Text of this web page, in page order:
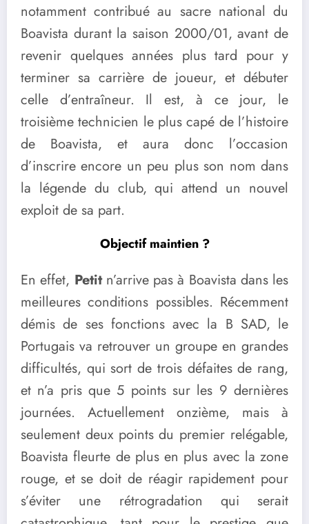
notamment contribué au sacre national du
Boavista durant la saison 2000/01, avant de
revenir quelques années plus tard pour y
terminer sa carrière de joueur, et débuter
celle d’entraîneur. Il est, à ce jour, le
troisième technicien le plus capé de l’histoire
de Boavista, et aura donc l’occasion
d’inscrire encore un peu plus son nom dans
la légende du club, qui attend un nouvel
exploit de sa part.
Objectif maintien ?
En effet, Petitn’arrive pas à Boavista dans les
meilleures conditions possibles. Récemment
démis de ses fonctions avec la B SAD, le
Portugais va retrouver un groupe en grandes
difficultés, qui sort de trois défaites de rang,
et n’a pris que 5 points sur les 9 dernières
journées. Actuellement onzième, mais à
seulement deux points du premier relégable,
Boavista fleurte de plus en plus avec la zone
rouge, et se doit de réagir rapidement pour
s’éviter une rétrogradation qui serait